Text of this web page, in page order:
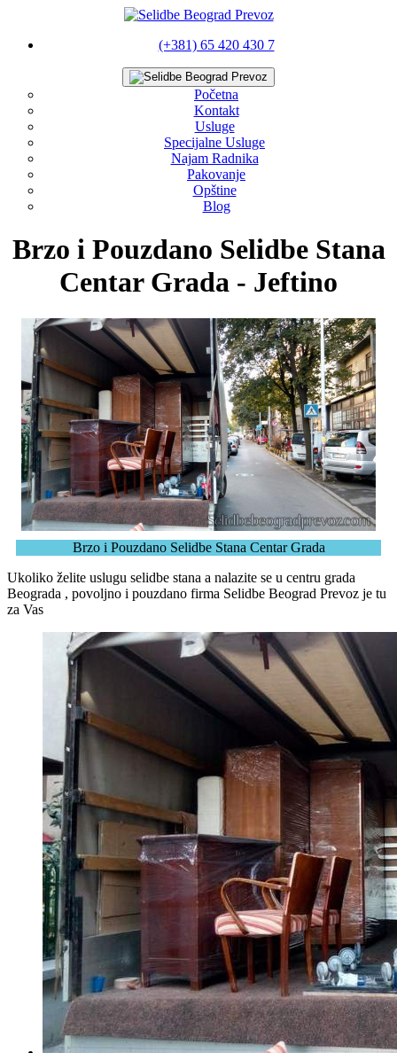
(+381) 65 420 430 7
Početna
Kontakt
Usluge
Specijalne Usluge
Najam Radnika
Pakovanje
Opštine
Blog
Brzo i Pouzdano Selidbe Stana
Centar Grada - Jeftino
Brzo i Pouzdano Selidbe Stana Centar Grada
Ukoliko želite uslugu selidbe stana a nalazite se u centru grada
Beograda , povoljno i pouzdano firma Selidbe Beograd Prevoz je tu
za Vas